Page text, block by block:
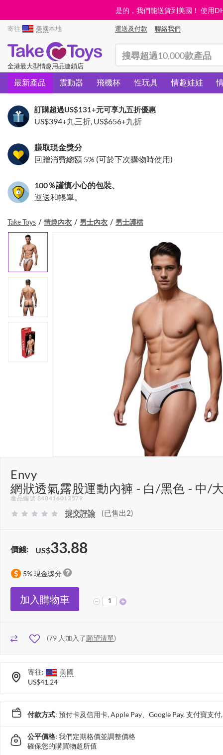
是的，我們能送貨到美國！ 使用
寄往 美國本地 運送及付款 聯絡我們
全港最大型情趣用品連鎖店
最新產品 震動器 飛機杯 性玩具 情趣娃娃
訂購超過US$131+元可享九五折優惠
US$394+九三折, US$656+九折
賺取現金獎分
回贈消費總額 5% (可於下次購物時使用)
100％謹慎小心的包裝、
運送和帳單。
Take Toys 情趣內衣 男士內衣 男士護檔
Envy
網狀透氣露股運動內褲 - 白/黑色 - 中/
產品編號 848416013579
提交評論 (已售出2)
價錢: US$33.88
5% 現金獎分
加入購物車
(79 人加入了願望清單)
寄往:
美國
US$41.24
付款方式: 預付卡及信用卡, Apple Pay、Google Pay, 支付寶支
公平價格: 我們定期格價並調整價格
確保您的購買物超所值